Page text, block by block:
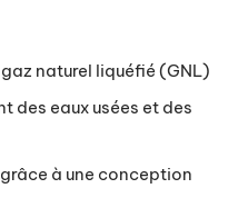
naturel liquéfié (GNL)
des eaux usées et des
à une conception